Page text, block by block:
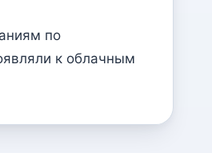
по
к облачным